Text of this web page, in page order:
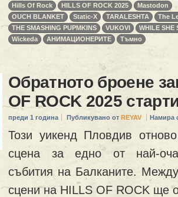
Hills Of Rock
HILLS OF ROCK 2025
Mastodon
OUCH BLANKET
Static-X TARALESHTA
The
THE SMASHING PUPMKINS
VUKOVI
WHILE SHE
Wickeda
АНИМАЦИОНЕРИТЕ Тъмно
Обратното броене
OF ROCK 2025
преди 1 година Публикувано от REYAV Намира
Този уикенд Пловдив
сцена за едно от най-
събития на Балканите.
сцени на HILLS OF ROCK ще